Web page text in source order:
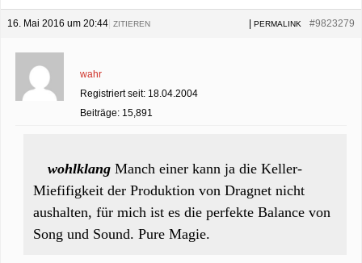
16. Mai 2016 um 20:44 #9823279
PERMALINK
ZITIEREN
wahr
Registriert seit: 18.04.2004
Beiträge: 15,891
wohlklang Manch einer kann ja die Keller-
Miefifigkeit der Produktion von Dragnet nicht
aushalten, für mich ist es die perfekte Balance von
Song und Sound. Pure Magie.